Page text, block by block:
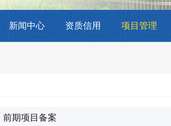
新闻中心 资质信用 项目管理
前期项目备案